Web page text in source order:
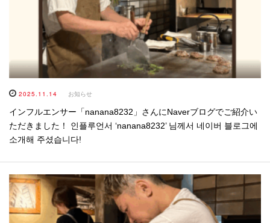
2025.11.14 お知らせ
インフルエンサー「nanana8232」さんにNaverブログでご紹介い
ただきました！ 인플루언서 ‘nanana8232’ 님께서 네이버 블로그에
소개해 주셨습니다!